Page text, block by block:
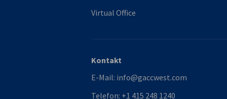
Virtual Office
Kontakt
E-Mail: info@gaccwest.com
Telefon: +1 415 248 1240